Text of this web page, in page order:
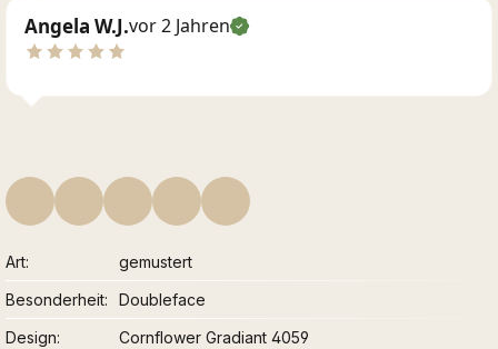
Angela W.J.vor 2 Jahren
Art
gemustert
Besonderheit
Doubleface
Design
Cornflower Gradiant 4059